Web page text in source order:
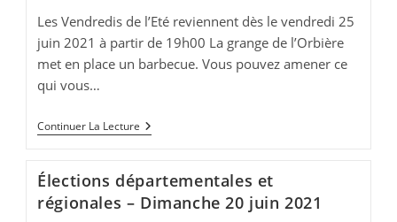
lecture :
Les Vendredis de l’Eté reviennent dès le vendredi 25
juin 2021 à partir de 19h00 La grange de l’Orbière
met en place un barbecue. Vous pouvez amener ce
qui vous…
Continuer La Lecture Les
Vendredis
2021
Élections départementales et
régionales – Dimanche 20 juin 2021